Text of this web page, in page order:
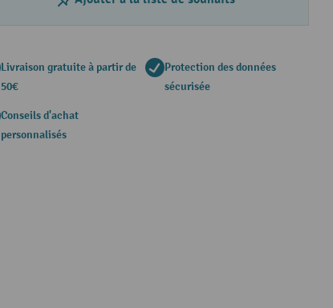
Livraison gratuite à partir de
50€
Protection des données
sécurisée
Conseils d'achat
personnalisés